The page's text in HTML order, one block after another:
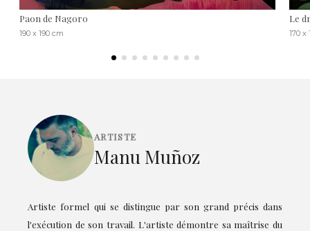
Paon de Nagoro
190 x 190 cm
Le
170 x
ARTISTE
Manu Muñoz
Artiste formel qui se distingue par son grand précis dans
l'exécution de son travail. L'artiste démontre sa maîtrise du